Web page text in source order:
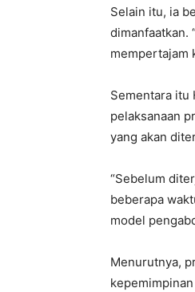
Selain itu, ia
dimanfaatkan.
mempertajam
Sementara itu
pelaksanaan
yang akan
“Sebelum
beberapa
model
Menurutnya,